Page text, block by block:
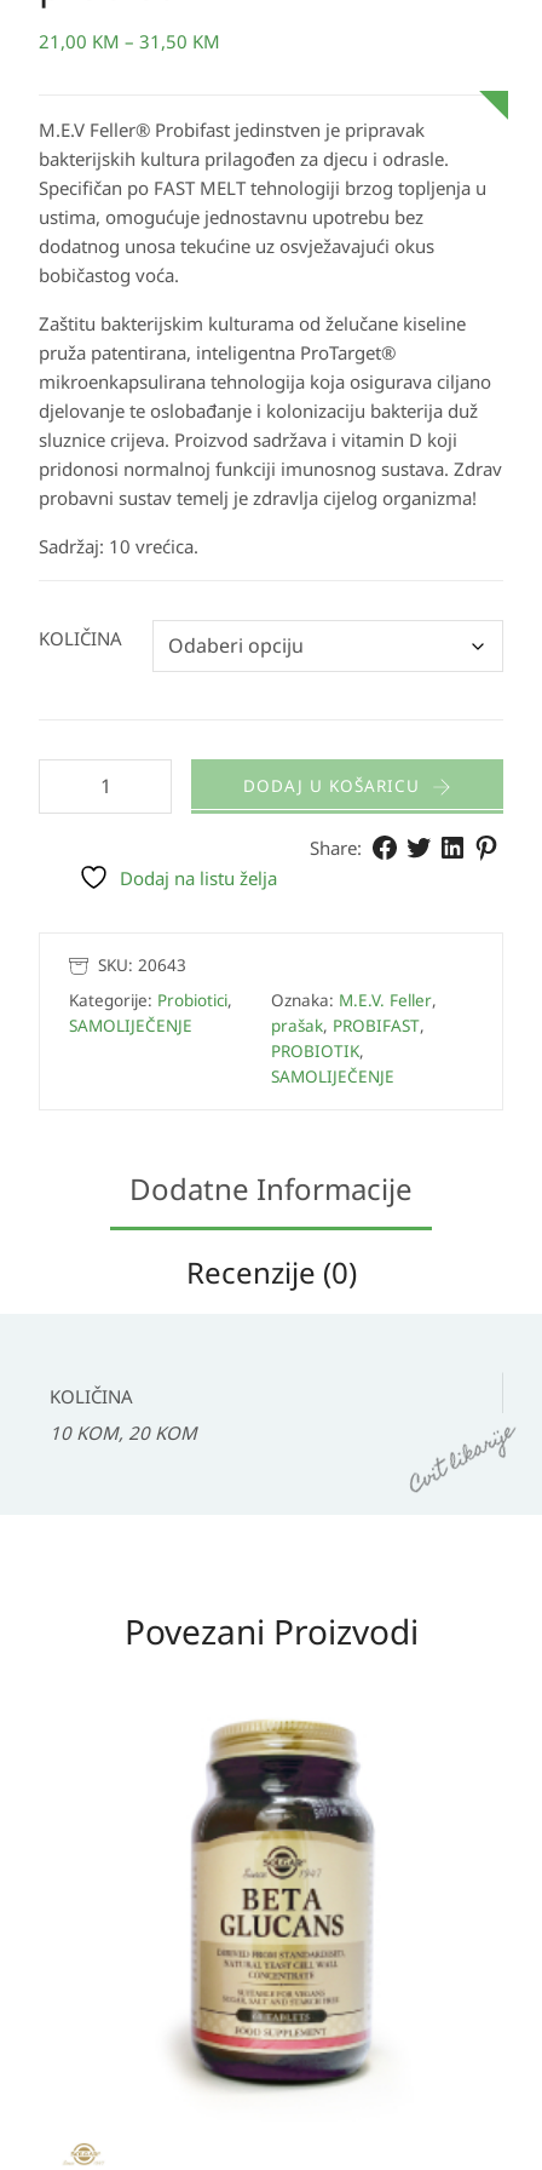
21,00 KM – 31,50 KM
M.E.V Feller® Probifast jedinstven je pripravak
bakterijskih kultura prilagođen za djecu i odrasle.
Specifičan po FAST MELT tehnologiji brzog topljenja u
ustima, omogućuje jednostavnu upotrebu bez
dodatnog unosa tekućine uz osvježavajući okus
bobičastog voća.
Zaštitu bakterijskim kulturama od želučane kiseline
pruža patentirana, inteligentna ProTarget®
mikroenkapsulirana tehnologija koja osigurava ciljano
djelovanje te oslobađanje i kolonizaciju bakterija duž
sluznice crijeva. Proizvod sadržava i vitamin D koji
pridonosi normalnoj funkciji imunosnog sustava. Zdrav
probavni sustav temelj je zdravlja cijelog organizma!
Sadržaj: 10 vrećica.
KOLIČINA
DODAJ U KOŠARICU
Share:
Dodaj na listu želja
SKU: 20643
Kategorije: Probiotici,
SAMOLIJEČENJE
Oznaka: M.E.V. Feller,
prašak, PROBIFAST,
PROBIOTIK,
SAMOLIJEČENJE
Dodatne Informacije
Recenzije (0)
KOLIČINA
10 KOM, 20 KOM
Povezani Proizvodi